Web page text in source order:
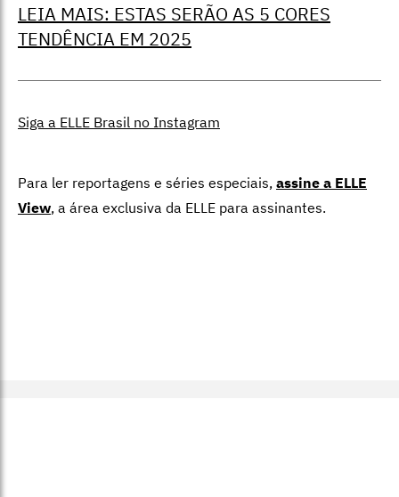
LEIA MAIS: ESTAS SERÃO AS 5 CORES
TENDÊNCIA EM 2025
Siga a ELLE Brasil no Instagram
Para ler reportagens e séries especiais, assine a ELLE
View, a área exclusiva da ELLE para assinantes.